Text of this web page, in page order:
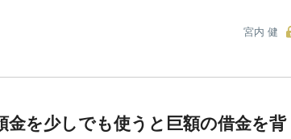
宮内 健
金を少しでも使うと巨額の借金を背